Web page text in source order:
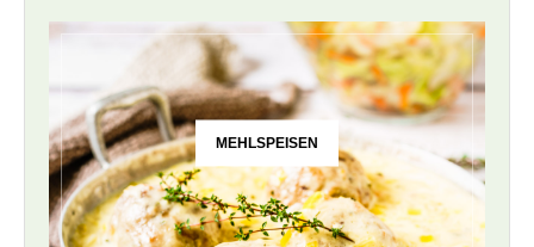
MEHLSPEISEN